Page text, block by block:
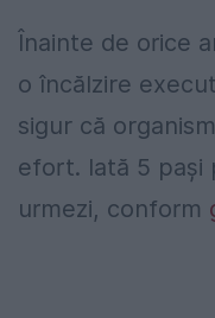
Înainte de orice
o încălzire
sigur că
efort. Iată 5 pași
urmezi, conform